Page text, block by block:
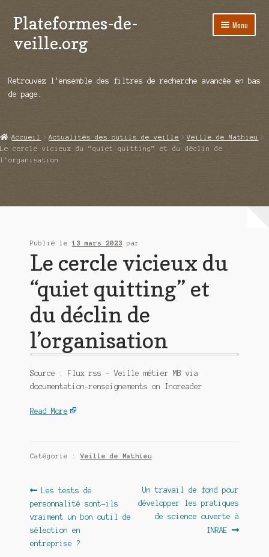
Aller
à
la
Aller
au
contenu
Plateformes-de-
veille.org
Menu
Répertoire d’ouitils
Démos vidéos
Qui sommes-nous ?
Retrouvez l’ensemble des filtres de recherche avancée en bas
de page.
Accueil Actualités des outils de veille
Veille de Mathieu
Le cercle vicieux du “quiet quitting” et du déclin de
l’organisation
Publié le 13 mars 2023 par
Le cercle vicieux du
“quiet quitting” et
du déclin de
l’organisation
Source : Flux rss – Veille métier MB via
documentation-renseignements on Inoreader
Read More
Catégorie :Veille de Mathieu
Navigation
de
l’article
Article
précédent :
Les tests de
personnalité sont-ils
vraiment un bon outil de
sélection en
entreprise ?
Article
suivant :
Un travail de fond pour
développer les pratiques
de science ouverte à
INRAE